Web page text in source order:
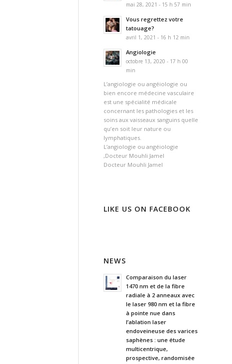
mai 28, 2021 - 15 h 57 min
Vous regrettez votre
tatouage?
avril 1, 2021 - 16 h 12 min
Angiologie
octobre 13, 2020 - 17 h 00
min
L’angiologie ou angéiologie ou
bien encore médecine vasculaire
est une spécialité médicale
concernant les pathologies et les
soins aux vaisseaux sanguins quelle
qu’en soit leur nature ou
lymphatiques.
L’angiologie ou angéiologie
,Docteur Mouhli Jamel
Docteur Mouhli Jamel
LIKE US ON FACEBOOK
NEWS
Comparaison du laser
1470 nm et de la fibre
radiale à 2 anneaux avec
le laser 980 nm et la fibre
à pointe nue dans
l’ablation laser
endoveineuse des varices
saphènes : une étude
multicentrique,
prospective, randomisée